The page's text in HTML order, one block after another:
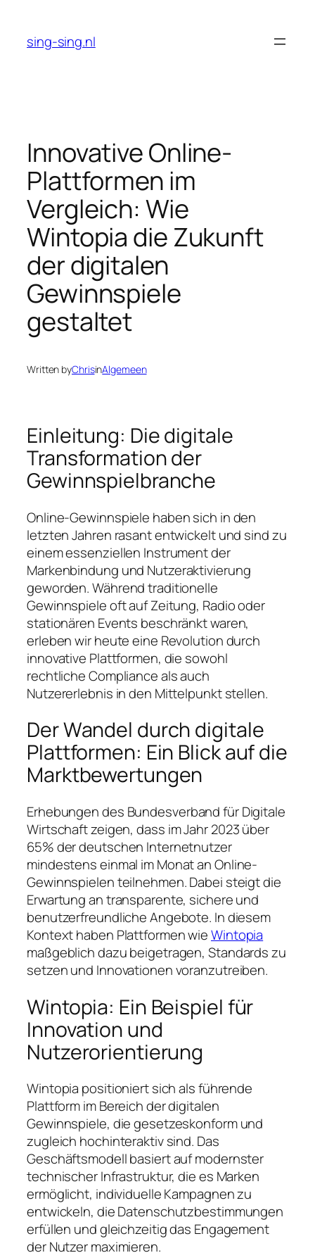
content
sing-sing.nl
Innovative Online-
Plattformen im
Vergleich: Wie
Wintopia die Zukunft
der digitalen
Gewinnspiele
gestaltet
Written byChrisinAlgemeen
Einleitung: Die digitale
Transformation der
Gewinnspielbranche
Online-Gewinnspiele haben sich in den
letzten Jahren rasant entwickelt und sind zu
einem essenziellen Instrument der
Markenbindung und Nutzeraktivierung
geworden. Während traditionelle
Gewinnspiele oft auf Zeitung, Radio oder
stationären Events beschränkt waren,
erleben wir heute eine Revolution durch
innovative Plattformen, die sowohl
rechtliche Compliance als auch
Nutzererlebnis in den Mittelpunkt stellen.
Der Wandel durch digitale
Plattformen: Ein Blick auf die
Marktbewertungen
Erhebungen des Bundesverband für Digitale
Wirtschaftzeigen, dass im Jahr 2023 über
65% der deutschen Internetnutzer
mindestens einmal im Monat an Online-
Gewinnspielen teilnehmen. Dabei steigt die
Erwartung an transparente, sichere und
benutzerfreundliche Angebote. In diesem
Kontext haben Plattformen wieWintopia
maßgeblich dazu beigetragen, Standards zu
setzen und Innovationen voranzutreiben.
Wintopia: Ein Beispiel für
Innovation und
Nutzerorientierung
Wintopia positioniert sich als führende
Plattform im Bereich der digitalen
Gewinnspiele, die gesetzeskonform und
zugleich hochinteraktiv sind. Das
Geschäftsmodell basiert auf modernster
technischer Infrastruktur, die es Marken
ermöglicht, individuelle Kampagnen zu
entwickeln, die Datenschutzbestimmungen
erfüllen und gleichzeitig das Engagement
der Nutzer maximieren.